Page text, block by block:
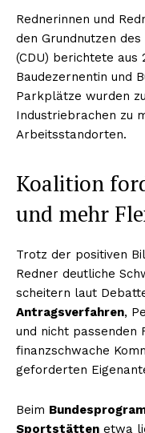
Rednerinnen und
den Grundnutzen
(CDU) berichtete
Baudezernentin und
Parkplätze wurden
Industriebrachen zu
Arbeitsstandorten.
Koalition
und mehr
Trotz der positiven
Redner deutliche
scheitern laut
Antragsverfahren,
und nicht passenden
finanzschwache
geforderten
Beim
Sportstätten etwa